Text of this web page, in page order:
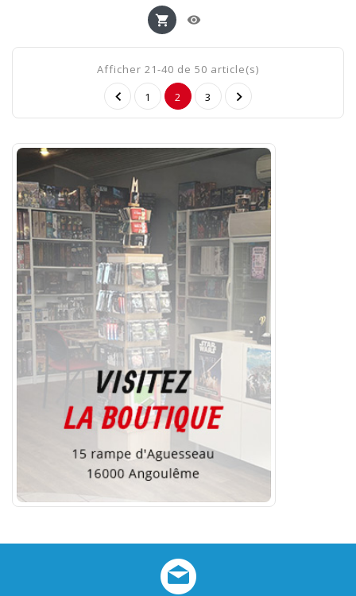
Afficher 21-40 de 50 article(s)
 1 2 3 